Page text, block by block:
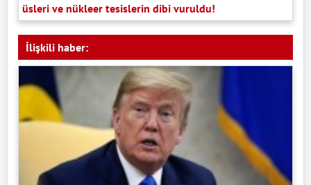
üsleri ve nükleer tesislerin dibi vuruldu!
İlişkili haber: